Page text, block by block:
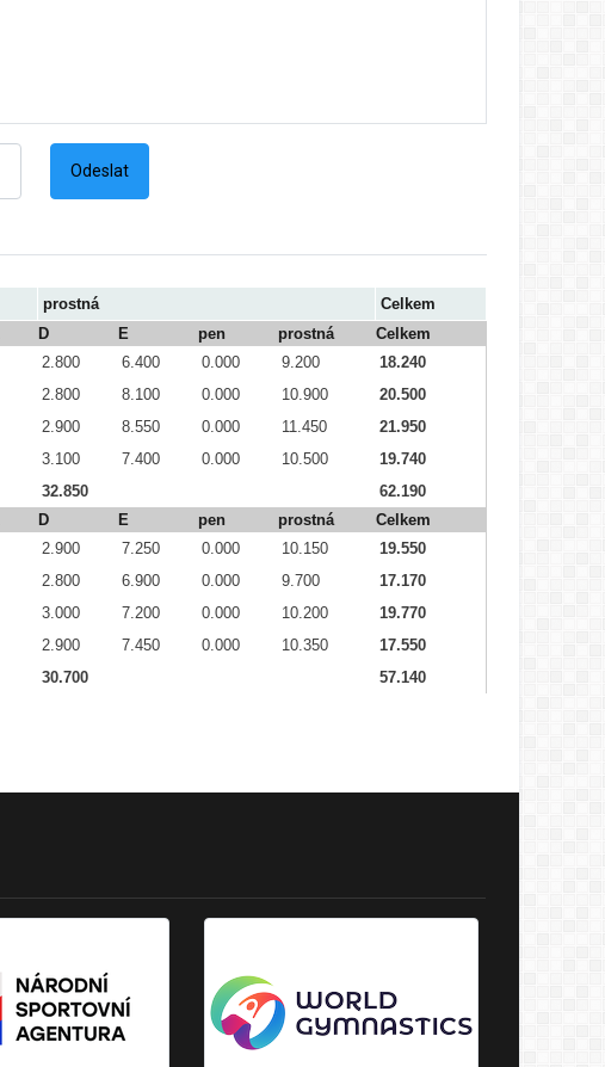
prostná
Celkem
D E pen prostná
Celkem
2.800 6.400 0.000 9.200
18.240
2.800 8.100 0.000 10.900
20.500
2.900 8.550 0.000 11.450
21.950
3.100 7.400 0.000 10.500
19.740
32.850
62.190
D E pen prostná
Celkem
2.900 7.250 0.000 10.150
19.550
2.800 6.900 0.000 9.700
17.170
3.000 7.200 0.000 10.200
19.770
2.900 7.450 0.000 10.350
17.550
30.700 57.140